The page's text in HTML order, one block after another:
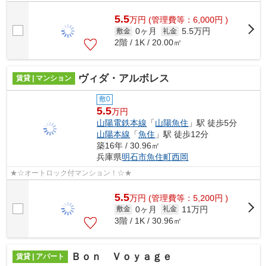
5.5万円 (管理費等：6,000円 )
敷金 0ヶ月 礼金 5.5万円
2階 / 1K / 20.00㎡
賃貸 | マンション ヴィダ・アルボレス
敷0
5.5万円
山陽電鉄本線 「山陽魚住 」駅 徒歩5分
山陽本線 「魚住 」駅 徒歩12分
築16年 / 30.96㎡
兵庫県明石市魚住町西岡
★☆オートロック付マンション！☆★
5.5万円 (管理費等：5,200円 )
敷金 0ヶ月 礼金
11万円
3階 / 1K / 30.96㎡
賃貸 | アパート Ｂｏｎ Ｖｏｙａｇｅ